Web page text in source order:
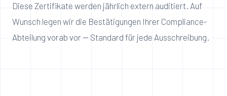
Diese Zertifikate werden jährlich extern auditiert. Auf
Wunsch legen wir die Bestätigungen Ihrer Compliance-
Abteilung vorab vor — Standard für jede Ausschreibung.